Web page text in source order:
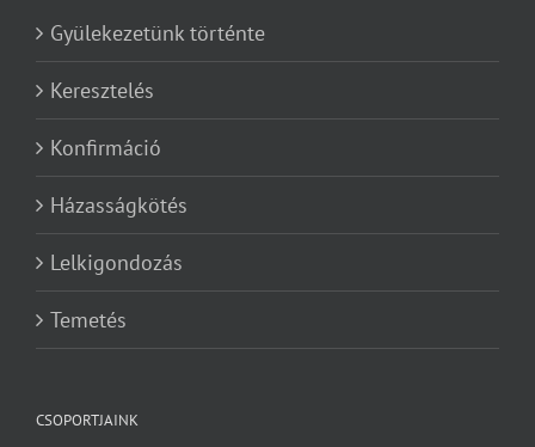
Gyülekezetünk történte
Keresztelés
Konfirmáció
Házasságkötés
Lelkigondozás
Temetés
CSOPORTJAINK